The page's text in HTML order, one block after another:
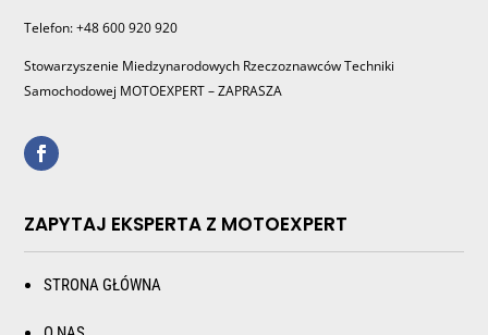
Telefon: +48 600 920 920
Stowarzyszenie Miedzynarodowych Rzeczoznawców Techniki
Samochodowej MOTOEXPERT – ZAPRASZA
ZAPYTAJ EKSPERTA Z MOTOEXPERT
STRONA GŁÓWNA